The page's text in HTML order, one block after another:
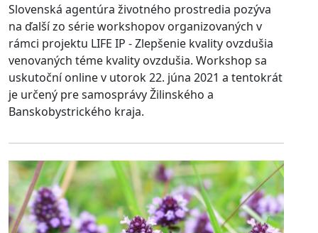
Slovenská agentúra životného prostredia pozýva
na ďalší zo série workshopov organizovaných v
rámci projektu LIFE IP - Zlepšenie kvality ovzdušia
venovaných téme kvality ovzdušia. Workshop sa
uskutoční online v utorok 22. júna 2021 a tentokrát
je určený pre samosprávy Žilinského a
Banskobystrického kraja.